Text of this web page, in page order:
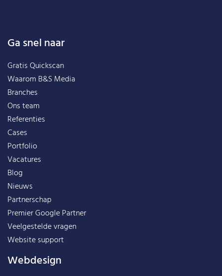
Ga snel naar
Gratis Quickscan
Waarom B&S Media
Branches
Ons team
Referenties
Cases
Portfolio
Vacatures
Blog
Nieuws
Partnerschap
Premier Google Partner
Veelgestelde vragen
Website support
Webdesign